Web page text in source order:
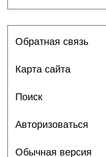
Обратная связь
Карта сайта
Поиск
Авторизоваться
Обычная версия